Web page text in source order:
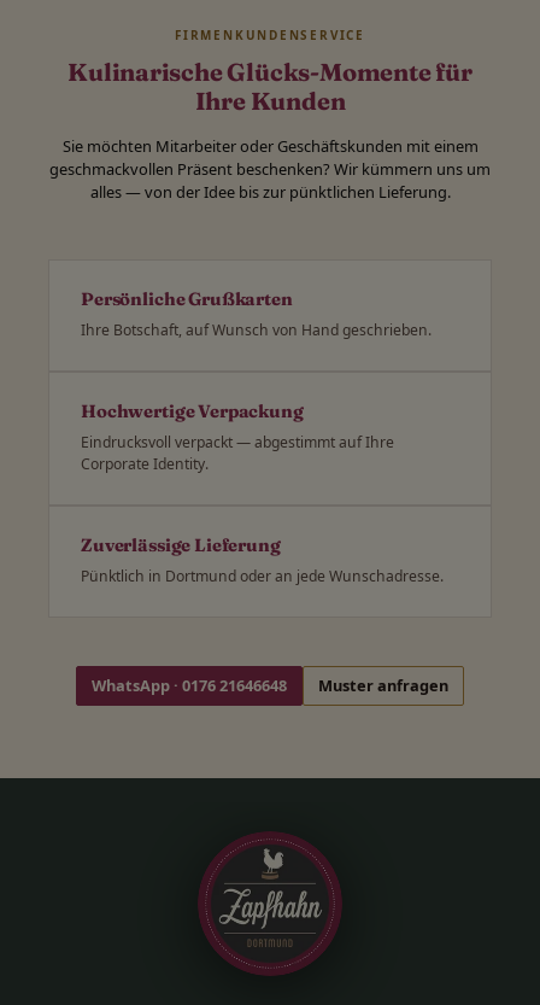
Kulinarische Glücks-Momente für
Ihre Kunden
FIRMENKUNDENSERVICE
Sie möchten Mitarbeiter oder Geschäftskunden mit einem
geschmackvollen Präsent beschenken? Wir kümmern uns um
alles — von der Idee bis zur pünktlichen Lieferung.
Persönliche Grußkarten
Ihre Botschaft, auf Wunsch von Hand geschrieben.
Hochwertige Verpackung
Eindrucksvoll verpackt — abgestimmt auf Ihre
Corporate Identity.
Zuverlässige Lieferung
Pünktlich in Dortmund oder an jede Wunschadresse.
WhatsApp · 0176 21646648 Muster anfragen